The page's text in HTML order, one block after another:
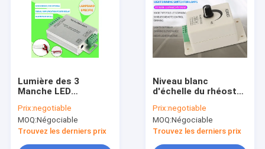
Lumière des 3
Manche LED
commutateur
Prix:negotiable
MOQ:Négociable
Trouvez les derniers prix
Niveau blanc
d'échelle du rhéostat
plastique DC12v 8a
LED de la CE
Prix:negotiable
MOQ:Négociable
Trouvez les derniers prix